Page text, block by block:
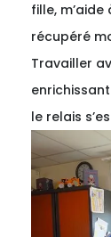
fille, m’aide
récupéré
Travailler
le relais